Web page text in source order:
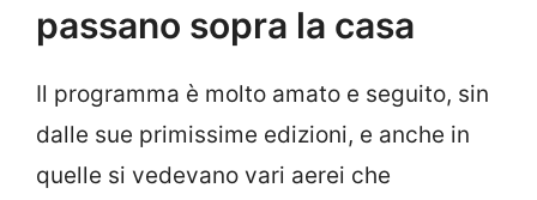
passano sopra la casa
Il programma è molto amato e seguito, sin
dalle sue primissime edizioni, e anche in
quelle si vedevano vari aerei che